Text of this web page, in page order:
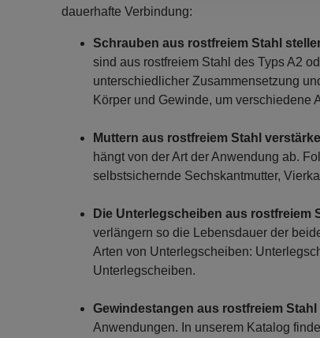
dauerhafte Verbindung:
Schrauben aus rostfreiem Stahl
sind aus rostfreiem Stahl des Typs A2
unterschiedlicher Zusammensetzung
Körper und Gewinde, um verschiedene
Muttern aus rostfreiem Stahl
hängt von der Art der Anwendung ab.
selbstsichernde Sechskantmutter,
Die Unterlegscheiben aus rostfreiem
verlängern so die Lebensdauer der
Arten von Unterlegscheiben:
Unterlegscheiben.
Gewindestangen aus rostfreiem Stahl
Anwendungen. In unserem Katalog